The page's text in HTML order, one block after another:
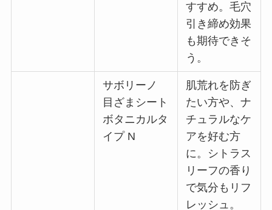
すすめ。毛穴
引き締め効果
も期待できそ
う。
サボリーノ
目ざまシート
ボタニカルタ
イプ N
肌荒れを防ぎ
たい方や、ナ
チュラルなケ
アを好む方
に。シトラス
リーフの香り
で気分もリフ
レッシュ。